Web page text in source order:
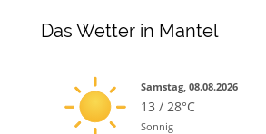
Das Wetter in Mantel
Samstag, 08.08.2026
13 / 28°C
Sonnig